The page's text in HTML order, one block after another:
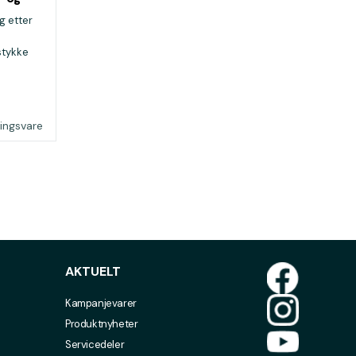
etter
AKTUELT
Kampanjevarer
Produktnyheter
Servicedeler